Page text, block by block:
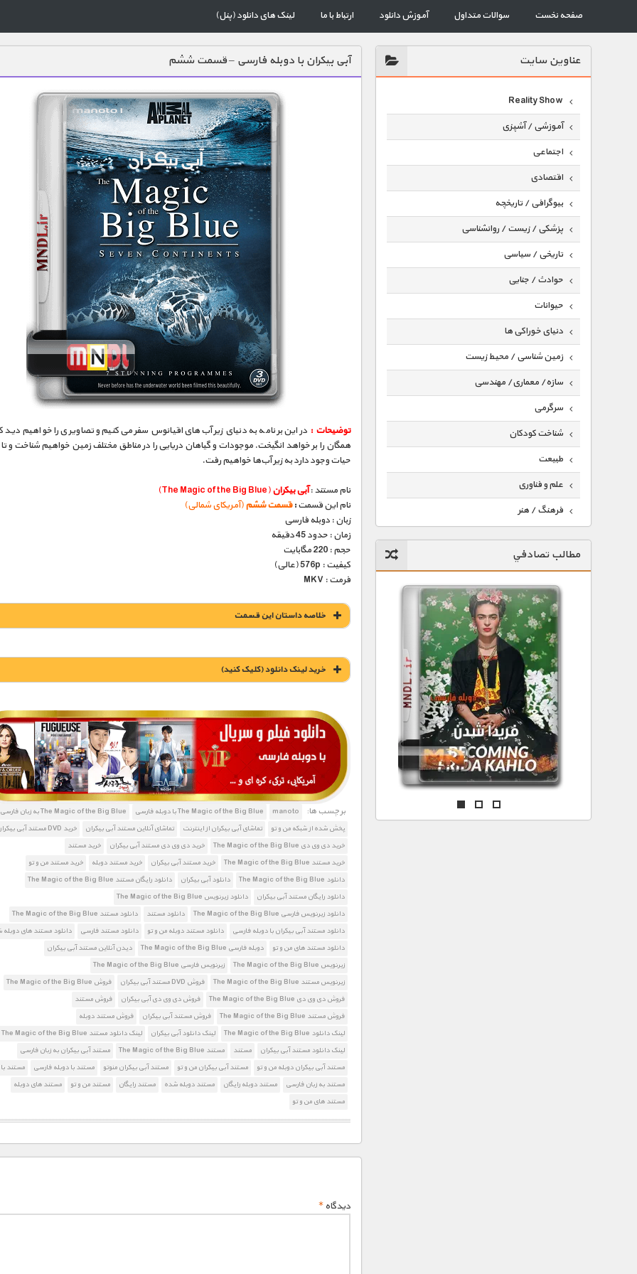
صفحه نخست سوالات متداول آموزش دانلود ارتباط با ما لینک های دانلود (پنل)
عناوين سايت
Reality Show
آموزشی / آشپزی
اجتماعی
اقتصادی
بیوگرافی / تاریخچه
پزشکی / زیست / روانشناسی
تاریخی / سیاسی
حوادث / جنایی
حیوانات
دنیای خوراکی ها
زمین شناسی / محیط زیست
سازه/ معماری/ مهندسی
سرگرمی
شناخت کودکان
طبیعت
علم و فناوری
فرهنگ / هنر
گردشگری
ماورایی
مسابقات / ورزشی
مستند های اختصاصی
مطالب تصادفي
آبی بیکران با دوبله فارسی – قسمت ششم
توضیحات : در این برنامه به دنیای زیر آب‌های اقیانوس سفر می‌کنیم و تصاویری را خواهیم
همگان را بر خواهد انگیخت. موجودات و گیاهان دریایی را در مناطق مختلف زمین خواهیم شناخت و
حیات وجود دارد به زیر آب‌ها خواهیم رفت.
نام مستند :آبی بیکران(The Magic of the Big Blue)
نام این قسمت:قسمت ششم(آمریکای شمالی)
زبان : دوبله فارسی
زمان : حدود 45 دقیقه
حجم : 220 مگابایت
کیفیت : 576p (عالی)
فرمت : MKV
خلاصه داستان این قسمت
خريد لينک دانلود (کليک کنيد)
1900 تومان – خريد لينک دانلود (افزودن به سبد خريد)
برچسب ها: manoto The Magic of the Big Blue با دوبله فارسی
The Magic of the Big Blue به زبان فارسی
پخش شده از شبکه من و تو
تماشای آبی بیکران از اینترنت تماشای آنلاین مستند آبی بیکران
خرید DVD مستند آبی بیکران
خرید دی وی دی The Magic of the Big Blue
خرید دی وی دی مستند آبی بیکران
خرید مستند
خرید مستند The Magic of the Big Blue
خرید مستند آبی بیکران خرید مستند دوبله
خرید مستند من و تو
دانلود The Magic of the Big Blue
دانلود آبی بیکران
دانلود رایگان مستند The Magic of the Big Blue
دانلود رایگان مستند آبی بیکران
دانلود زیرنویس The Magic of the Big Blue
دانلود زیرنویس فارسی The Magic of the Big Blue
دانلود مستند
دانلود مستند The Magic of the Big Blue
دانلود مستند آبی بیکران با دوبله فارسی
دانلود مستند دوبله من و تو دانلود مستند فارسی
دانلود مستند های
دانلود مستند های من و تو
دوبله فارسی The Magic of the Big Blue
دیدن آنلاین مستند آبی بیکران
زیرنویس The Magic of the Big Blue
زیرنویس فارسی The Magic of the Big Blue
زیرنویس مستند The Magic of the Big Blue
فروش DVD مستند آبی بیکران
فروش The Magic of the Big Blue
فروش دی وی دی The Magic of the Big Blue
فروش دی وی دی آبی بیکران
فروش مستند
فروش مستند The Magic of the Big Blue
فروش مستند آبی بیکران
فروش مستند دوبله
لینک دانلود The Magic of the Big Blue
لینک دانلود آبی بیکران
لینک دانلود مستند The Magic of the Big Blue
لینک دانلود مستند آبی بیکران
مستند مستند The Magic of the Big Blue
مستند آبی بیکران به زبان فارسی
مستند آبی بیکران دوبله من و تو
مستند آبی بیکران من و تو مستند آبی بیکران منوتو مستند با دوبله فارسی
مستند
مستند به زبان فارسی
مستند دوبله رایگان مستند دوبله شده مستند رایگان مستند من و تو
مستند های دوبله
مستند های من و تو
دیدگاه*